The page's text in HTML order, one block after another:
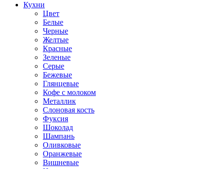
Кухни
Цвет
Белые
Черные
Желтые
Красные
Зеленые
Серые
Бежевые
Глянцевые
Кофе с молоком
Металлик
Слоновая кость
Фуксия
Шоколад
Шампань
Оливковые
Оранжевые
Вишневые